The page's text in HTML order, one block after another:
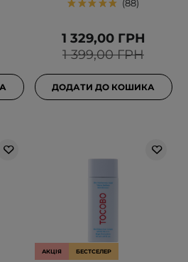
88
1 399,00 ГРН
1 329,00 ГРН
ДОДАТИ ДО КОШИКА
АКЦІЯ БЕСТСЕЛЕР